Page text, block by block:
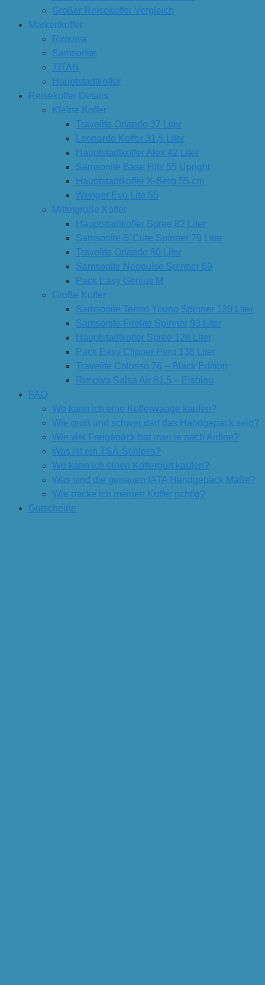
Großer Reisekoffer Vergleich
Markenkoffer
Rimowa
Samsonite
TITAN
Hauptstadtkoffer
Reisekoffer Details
Kleine Koffer
Travelite Orlando 37 Liter
Leonardo Koffer 31,5 Liter
Hauptstadtkoffer Alex 42 Liter
Samsonite Base Hits 55 Upright
Hauptstadtkoffer X-Berg 55 cm
Wenger Evo Lite 55
Mittelgroße Koffer
Hauptstadtkoffer Spree 82 Liter
Samsonite S´Cure Spinner 79 Liter
Travelite Orlando 80 Liter
Samsonite Neopulse Spinner 69
Pack Easy Genius M
Große Koffer
Samsonite Termo Young Spinner 120 Liter
Samsonite Firelite Spinner 93 Liter
Hauptstadtkoffer Spree 128 Liter
Pack Easy Clipper Peru 136 Liter
Travelite Colosso 76 – Black Edition
Rimowa Salsa Air 81,5 – Eisblau
FAQ
Wo kann ich eine Kofferwaage kaufen?
Wie groß und schwer darf das Handgepäck sein?
Wie viel Freigepäck hat man je nach Airline?
Was ist ein TSA-Schloss?
Wo kann ich einen Koffergurt kaufen?
Was sind die genauen IATA Handgepäck Maße?
Wie packe ich meinen Koffer richtig?
Gutscheine